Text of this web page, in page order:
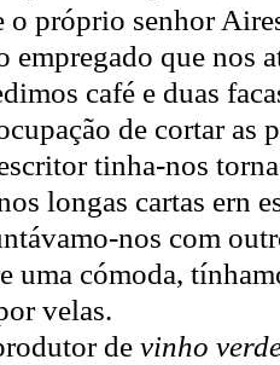
o próprio senhor
empregado que nos
café e duas
de cortar as
tinha-nos
longas cartas ern
nos com
uma cómoda,
velas.
de vinho